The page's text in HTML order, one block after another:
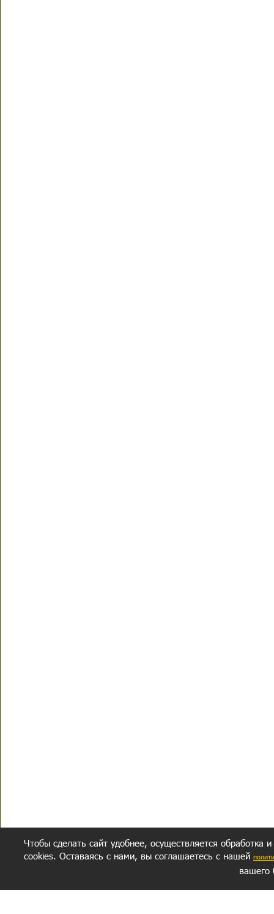
Чтобы сделать сайт удобнее, осуществляется обработка
cookies. Оставаясь с нами, вы соглашаетесь с нашей
вашего